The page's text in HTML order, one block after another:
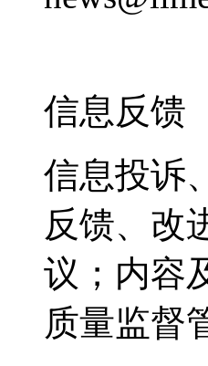
信息反馈
信息投诉
反馈、改
议；内容
质量监督